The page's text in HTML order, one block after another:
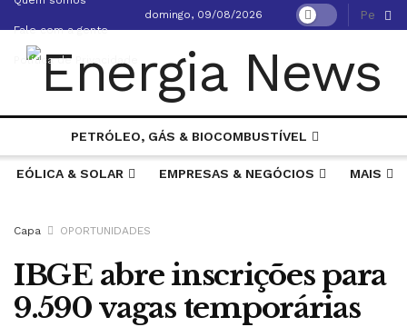
Fale com a gente
Política de Privacidade
domingo, 09/08/2026
GERAÇÃO, TRANSMISSÃO & DISTRIBUIÇÃO
PETRÓLEO, GÁS & BIOCOMBUSTÍVEL
EÓLICA & SOLAR EMPRESAS & NEGÓCIOS MAIS
Capa OPORTUNIDADES
IBGE abre inscrições para
9.590 vagas temporárias